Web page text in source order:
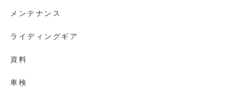
メンテナンス
ライディングギア
資料
車検